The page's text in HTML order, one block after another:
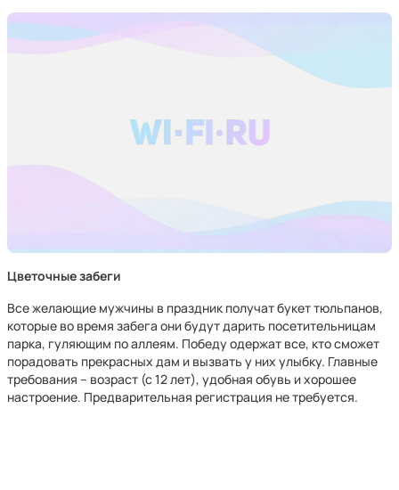
Цветочные забеги
Все желающие мужчины в праздник получат букет тюльпанов,
которые во время забега они будут дарить посетительницам
парка, гуляющим по аллеям. Победу одержат все, кто сможет
порадовать прекрасных дам и вызвать у них улыбку. Главные
требования – возраст (с 12 лет), удобная обувь и хорошее
настроение. Предварительная регистрация не требуется.